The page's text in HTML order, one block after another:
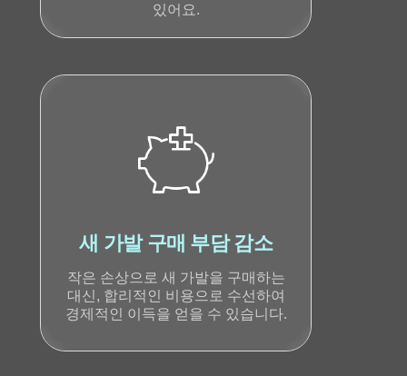
있어요.
새 가발 구매 부담 감소
작은 손상으로 새 가발을 구매하는
대신, 합리적인 비용으로 수선하여
경제적인 이득을 얻을 수 있습니다.